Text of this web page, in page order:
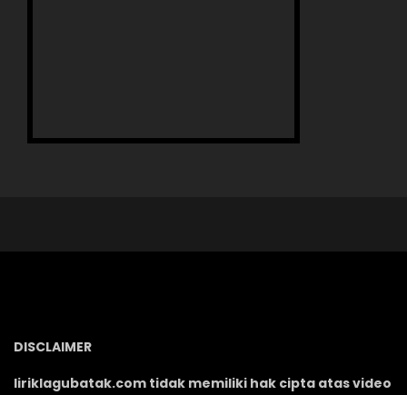
DISCLAIMER
liriklagubatak.com tidak memiliki hak cipta atas video